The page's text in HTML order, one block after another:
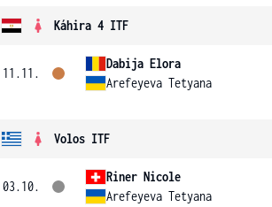
Káhira 4 ITF
11.11.
Dabija Elora
Arefeyeva Tetyana
Volos ITF
03.10.
Riner Nicole
Arefeyeva Tetyana